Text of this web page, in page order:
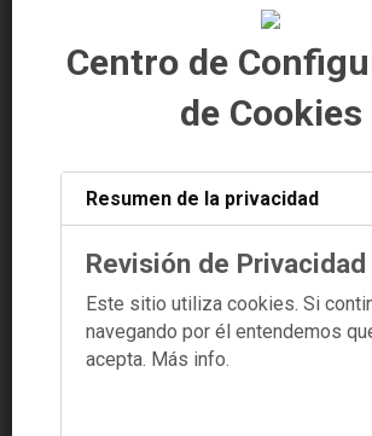
Centro de
de Cookies
Resumen de la privacidad
Revisión de Privacidad
Este sitio utiliza cookies. Si
navegando por él entendemos
acepta. Más info.